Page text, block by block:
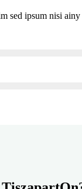
sed ipsum nisi